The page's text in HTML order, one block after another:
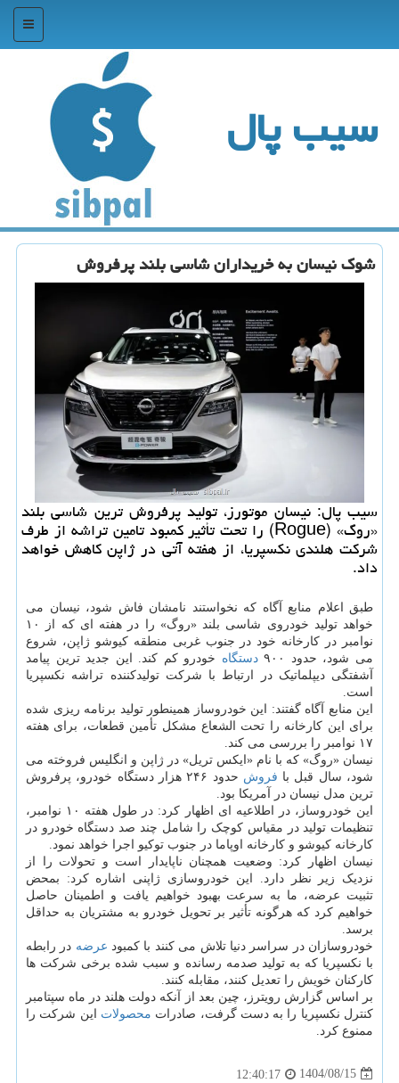
منو
سیب پال
شوک نیسان به خریداران شاسی بلند پرفروش
سیب پال: نیسان موتورز، تولید پرفروش ترین شاسی بلند
«روگ» (Rogue) را تحت تأثیر کمبود تامین تراشه از طرف
شرکت هلندی نکسپریا، از هفته آتی در ژاپن کاهش خواهد
داد.
طبق اعلام منابع آگاه که نخواستند نامشان فاش شود، نیسان می
خواهد تولید خودروی شاسی بلند «روگ» را در هفته ای که از ۱۰
نوامبر در کارخانه خود در جنوب غربی منطقه کیوشو ژاپن، شروع
می شود، حدود ۹۰۰
دستگاه خودرو کم کند. این جدید ترین پیامد
آشفتگی دیپلماتیک در ارتباط با شرکت تولیدکننده تراشه نکسپریا
است.
این منابع آگاه گفتند: این خودروساز همینطور تولید برنامه ریزی شده
برای این کارخانه را تحت الشعاع مشکل تأمین قطعات، برای هفته
۱۷ نوامبر را بررسی می کند.
نیسان «روگ» که با نام «ایکس تریل» در ژاپن و انگلیس فروخته می
شود، سال قبل با فروش
حدود ۲۴۶ هزار دستگاه خودرو، پرفروش
ترین مدل نیسان در آمریکا بود.
این خودروساز، در اطلاعیه ای اظهار کرد: در طول هفته ۱۰ نوامبر،
تنظیمات تولید در مقیاس کوچک را شامل چند صد دستگاه خودرو در
کارخانه کیوشو و کارخانه اوپاما در جنوب توکیو اجرا خواهد نمود.
نیسان اظهار کرد: وضعیت همچنان ناپایدار است و تحولات را از
نزدیک زیر نظر دارد. این خودروسازی ژاپنی اشاره کرد: بمحض
تثبیت عرضه، ما به سرعت بهبود خواهیم یافت و اطمینان حاصل
خواهیم کرد که هرگونه تأثیر بر تحویل خودرو به مشتریان به حداقل
برسد.
خودروسازان در سراسر دنیا تلاش می کنند با کمبود عرضه در رابطه
با نکسپریا که به تولید صدمه رسانده و سبب شده برخی شرکت ها
کارکنان خویش را تعدیل کنند، مقابله کنند.
بر اساس گزارش رویترز، چین بعد از آنکه دولت هلند در ماه سپتامبر
کنترل نکسپریا را به دست گرفت، صادرات محصولات این شرکت را
ممنوع کرد.
1404/08/15
12:40:17